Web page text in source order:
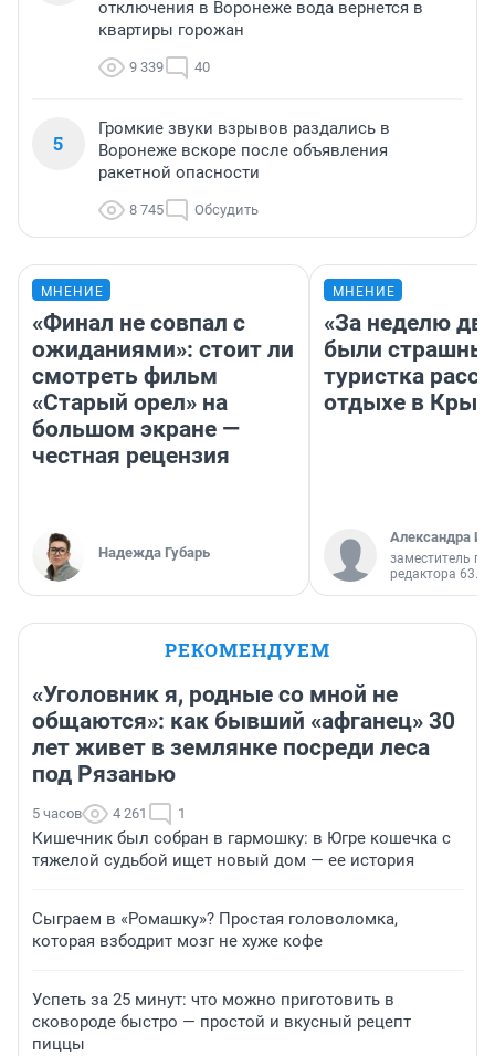
отключения в Воронеже вода вернется в
квартиры горожан
9 339 40
5
Громкие звуки взрывов раздались в
Воронеже вскоре после объявления
ракетной опасности
8 745 Обсудить
МНЕНИЕ
«Финал не совпал с
ожиданиями»: стоит ли
смотреть фильм
«Старый орел» на
большом экране —
честная рецензия
Надежда Губарь
МНЕНИЕ
«За неделю
были
туристка
отдыхе в
Александра
заместитель
редактора 63.RU
РЕКОМЕНДУЕМ
«Уголовник я, родные со мной не
общаются»: как бывший «афганец» 30
лет живет в землянке посреди леса
под Рязанью
5 часов 4 261 1
Кишечник был собран в гармошку: в Югре кошечка с
тяжелой судьбой ищет новый дом — ее история
Сыграем в «Ромашку»? Простая головоломка,
которая взбодрит мозг не хуже кофе
Успеть за 25 минут: что можно приготовить в
сковороде быстро — простой и вкусный рецепт
пиццы